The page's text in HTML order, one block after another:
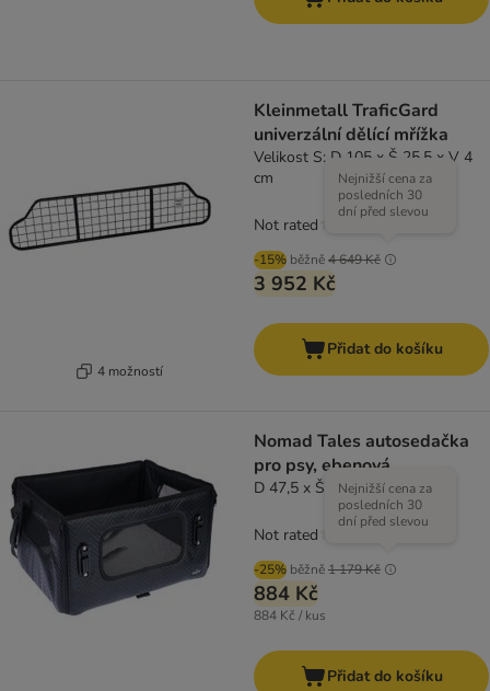
4 možností
Kleinmetall TraficGard
univerzální dělící mřížka
Velikost S: D 105 x Š 25,5 x V 4
cm
-15% běžně4 649 Kč
Nejnižší cena za
posledních 30
dní před slevou
3 952 Kč
Not rated
Přidat do košíku
Nomad Tales autosedačka
pro psy, ebenová
D 47,5 x Š 38 x V 27,5 cm
-25% běžně1 179 Kč
Nejnižší cena za
posledních 30
dní před slevou
884 Kč
884 Kč / kus
Not rated
Přidat do košíku